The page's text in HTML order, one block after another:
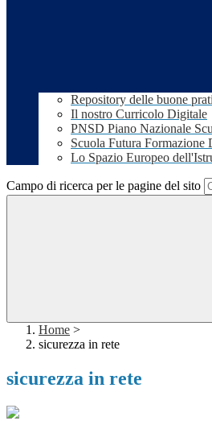
Repository delle buone
Il nostro Curricolo Digitale
PNSD Piano Nazionale
Scuola Futura Formazione
Lo Spazio Europeo
Campo di ricerca per le pagine del sito
Home >
sicurezza in rete
sicurezza in rete